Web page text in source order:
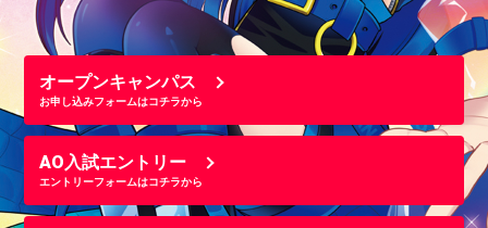
オープンキャンパス
お申し込みフォームはコチラから
AO入試エントリー
エントリーフォームはコチラから